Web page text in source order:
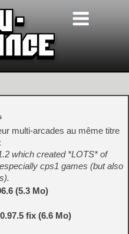
multi-arcades au même titre
which created *LOTS* of
cps1 games (but also
(5.3 Mo)
fix (6.6 Mo)